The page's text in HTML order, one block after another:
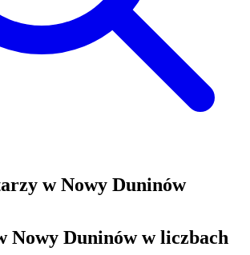
w Nowy Duninów
Nowy Duninów w liczbach